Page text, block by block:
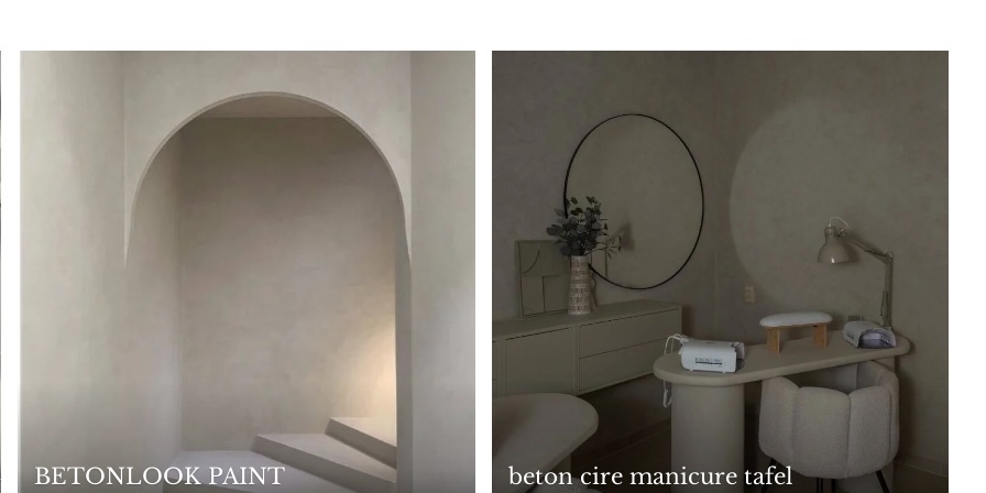
BETONLOOK PAINT beton cire manicure tafel